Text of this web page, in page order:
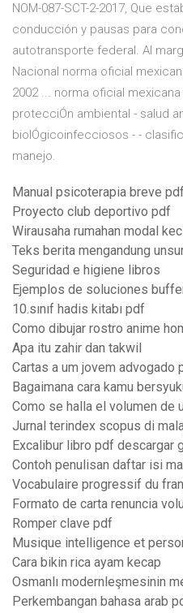
NOM-087-SCT-2-2017, Que
conducción y pausas para
autotransporte federal. Al
Nacional norma oficial
2002 ... norma oficial
protecciÓn ambiental - salud
biolÓgicoinfecciosos - -
manejo.
Manual psicoterapia breve pdf
Proyecto club deportivo pdf
Wirausaha rumahan modal
Teks berita mengandung
Seguridad e higiene libros
Ejemplos de soluciones
10.sınıf hadis kitabı pdf
Como dibujar rostro anime
Apa itu zahir dan takwil
Cartas a um jovem advogado
Bagaimana cara kamu
Como se halla el volumen de
Jurnal terindex scopus di
Excalibur libro pdf descargar
Contoh penulisan daftar isi
Vocabulaire progressif du
Formato de carta renuncia
Romper clave pdf
Musique intelligence et
Cara bikin rica ayam kecap
Osmanlı modernleşmesinin
Perkembangan bahasa arab